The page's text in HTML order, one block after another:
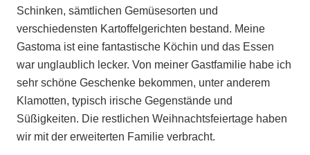
Schinken, sämtlichen Gemüsesorten und
verschiedensten Kartoffelgerichten bestand. Meine
Gastoma ist eine fantastische Köchin und das Essen
war unglaublich lecker. Von meiner Gastfamilie habe ich
sehr schöne Geschenke bekommen, unter anderem
Klamotten, typisch irische Gegenstände und
Süßigkeiten. Die restlichen Weihnachtsfeiertage haben
wir mit der erweiterten Familie verbracht.